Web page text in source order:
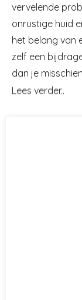
vervelende
onrustige huid
het belang van
zelf een
dan je
Lees verder..